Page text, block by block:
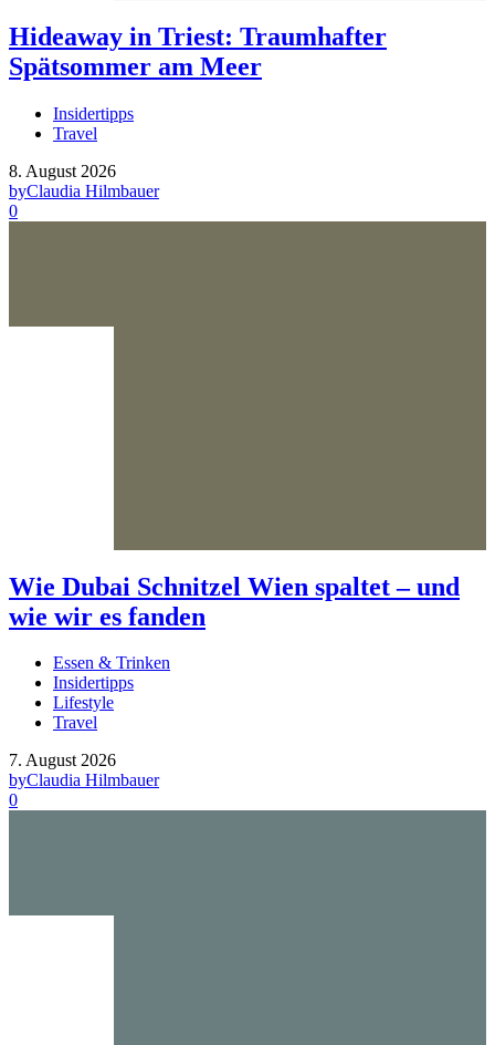
Hideaway in Triest: Traumhafter
Spätsommer am Meer
Insidertipps
Travel
8. August 2026
byClaudia Hilmbauer
0
Wie Dubai Schnitzel Wien spaltet – und
wie wir es fanden
Essen & Trinken
Insidertipps
Lifestyle
Travel
7. August 2026
byClaudia Hilmbauer
0